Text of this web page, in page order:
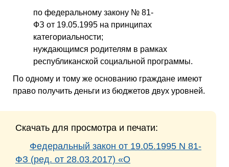
по федеральному закону № 81-
ФЗ от 19.05.1995 на принципах
категориальности;
нуждающимся родителям в рамках
республиканской социальной программы.
По одному и тому же основанию граждане имеют
право получить деньги из бюджетов двух уровней.
Скачать для просмотра и печати:
Федеральный закон от 19.05.1995 N 81-
ФЗ (ред. от 28.03.2017) «О